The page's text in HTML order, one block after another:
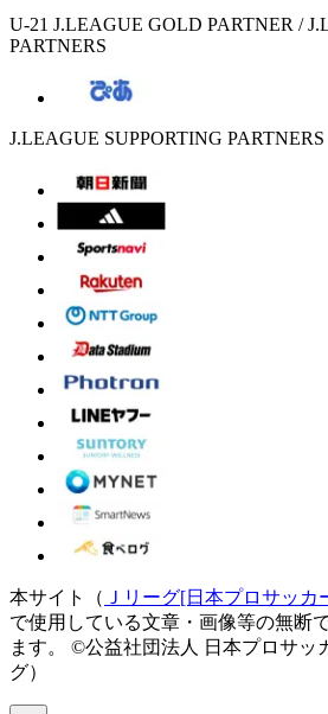
U-21 J.LEAGUE GOLD PARTNER /
PARTNERS
J.LEAGUE SUPPORTING PARTNERS
本サイト（ Ｊリーグ[日本プロサッカ
で使用している文章・画像等の無断
ます。
©公益社団法人 日本プロサッ
グ）